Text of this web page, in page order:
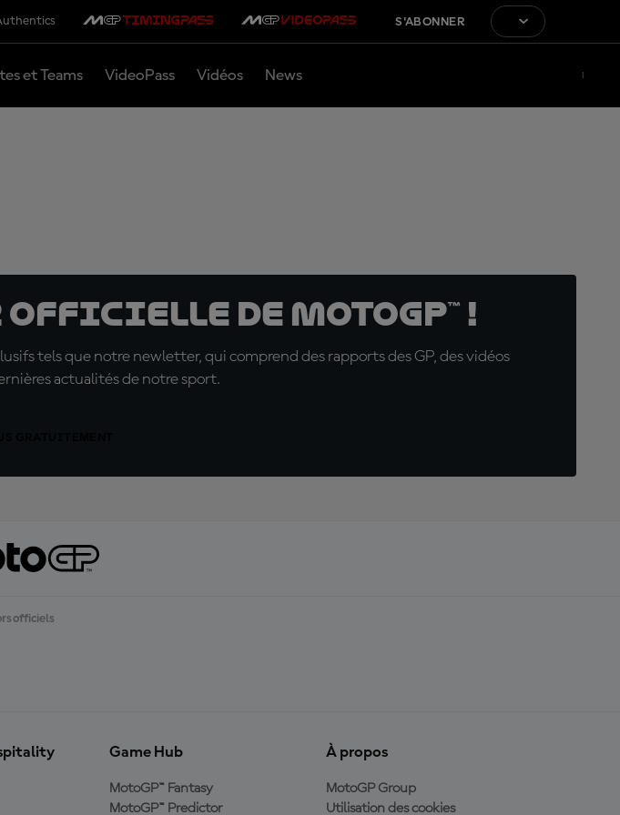
S'ABONNER
et Teams VideoPass Vidéos News
de MotoGP™ !
tels que notre newletter, qui comprend des rapports des GP, des vidéos
actualités de notre sport.
officiels
Game Hub
MotoGP™ Fantasy
MotoGP™ Predictor
À propos
MotoGP Group
Utilisation des cookies